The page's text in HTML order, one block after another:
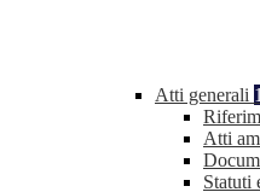
Atti generali
Atti
Statuti